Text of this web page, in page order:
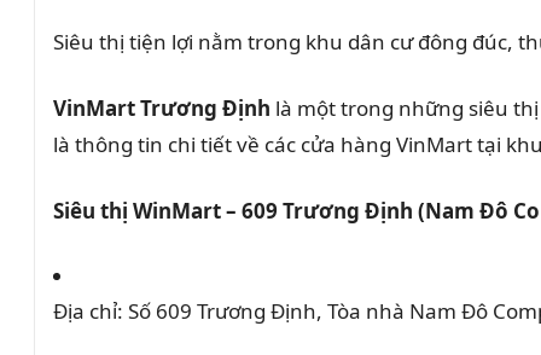
Siêu thị tiện lợi nằm trong khu dân cư đông đúc,
VinMart Trương Định là một trong những siêu
là thông tin chi tiết về các cửa hàng VinMart tại
Siêu thị WinMart – 609 Trương Định (Nam Đô
Địa chỉ: Số 609 Trương Định, Tòa nhà Nam Đô